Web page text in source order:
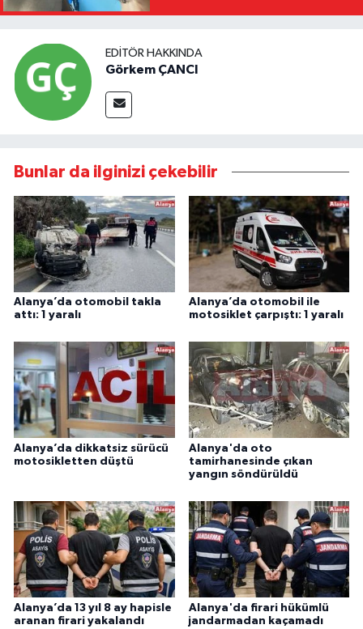
EDITÖR HAKKINDA
Görkem ÇANCI
Bunlar da ilginizi çekebilir
Alanya’da otomobil takla
attı: 1 yaralı
Alanya’da otomobil ile
motosiklet çarpıştı: 1 yaralı
Alanya’da dikkatsiz sürücü
motosikletten düştü
Alanya'da oto
tamirhanesinde çıkan
yangın söndürüldü
Alanya’da 13 yıl 8 ay hapisle
aranan firari yakalandı
Alanya'da firari hükümlü
jandarmadan kaçamadı